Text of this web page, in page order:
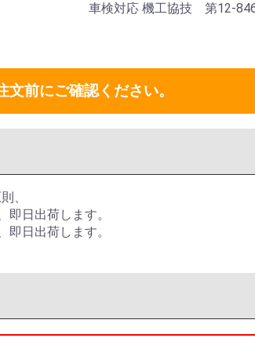
車検対応 機工協技 第12-
文前にご確認ください。
、
即日出荷します。
即日出荷します。